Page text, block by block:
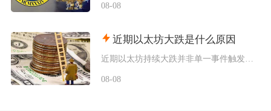
08-08
近期以太坊大跌是什么原因
08-08